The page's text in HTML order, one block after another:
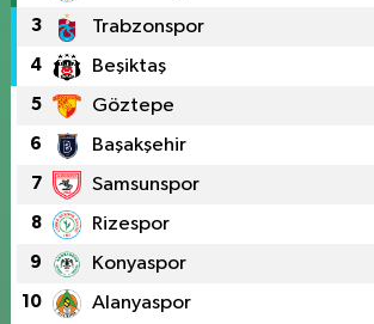
3 Trabzonspor
4 Beşiktaş
5 Göztepe
6 Başakşehir
7 Samsunspor
8 Rizespor
9 Konyaspor
10 Alanyaspor